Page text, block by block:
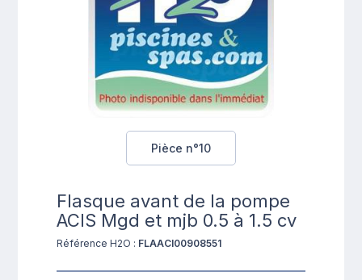
Pièce n°10
Flasque avant de la pompe
ACIS Mgd et mjb 0.5 à 1.5 cv
Référence H2O : FLAACI00908551